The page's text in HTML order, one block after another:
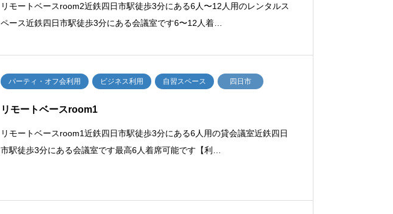
リモートベースroom2近鉄四日市駅徒歩3分にある6人〜12人用のレンタルス
ペース近鉄四日市駅徒歩3分にある会議室です6〜12人着…
パーティ・オフ会利用 ビジネス利用 自習スペース 四日市
リモートベースroom1
リモートベースroom1近鉄四日市駅徒歩3分にある6人用の貸会議室近鉄四日
市駅徒歩3分にある会議室です最高6人着席可能です【利…